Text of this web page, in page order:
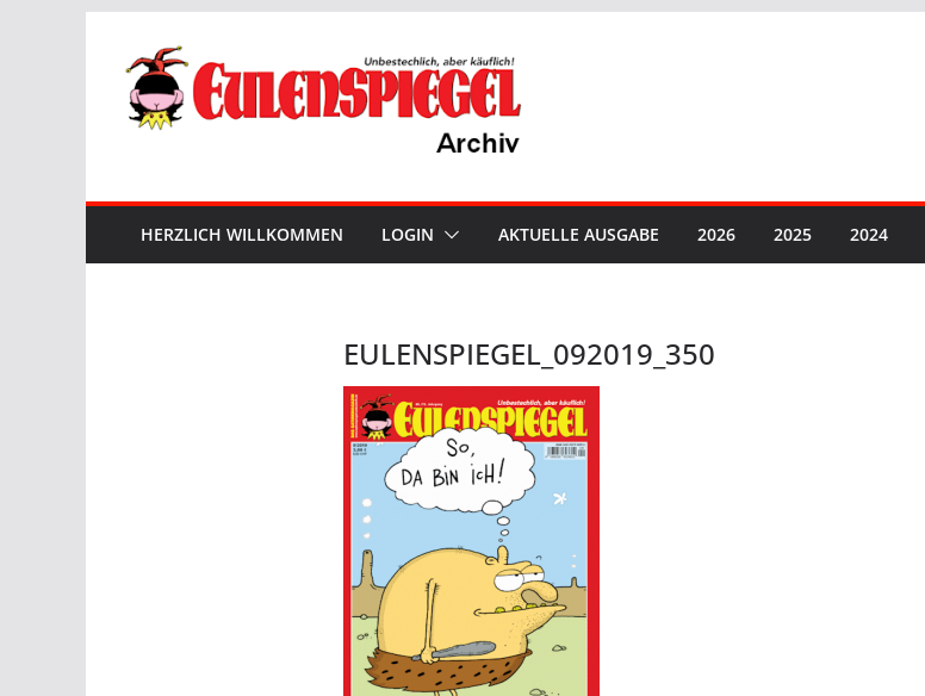
Inhalt
springen
HERZLICH WILLKOMMEN LOGIN AKTUELLE AUSGABE 2026 2025 2024
EULENSPIEGEL_092019_350